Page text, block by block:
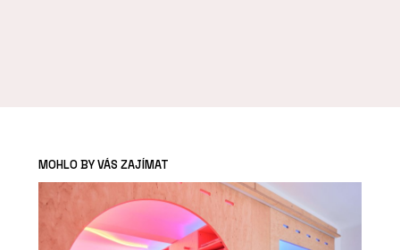
MOHLO BY VÁS ZAJÍMAT